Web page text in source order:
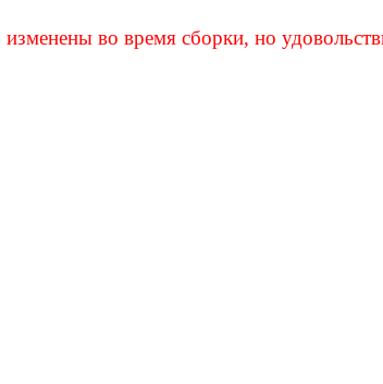
во время сборки, но